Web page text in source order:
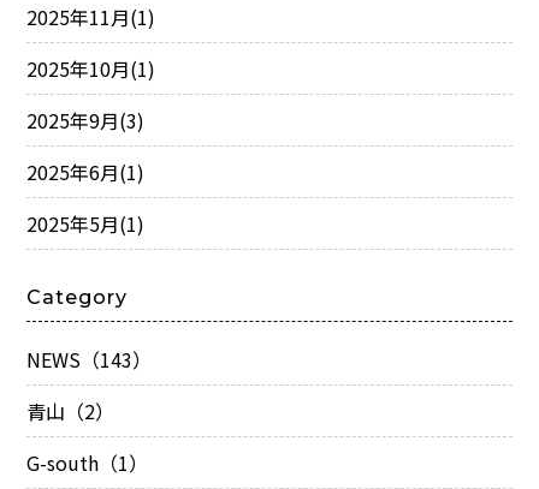
2025年11月(1)
2025年10月(1)
2025年9月(3)
2025年6月(1)
2025年5月(1)
Category
NEWS（143）
青山（2）
G-south（1）